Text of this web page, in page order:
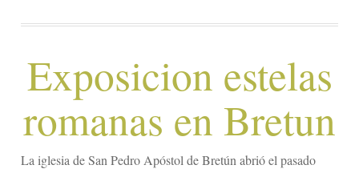
Exposicion estelas
romanas en Bretun
La iglesia de San Pedro Apóstol de Bretún abrió el pasado